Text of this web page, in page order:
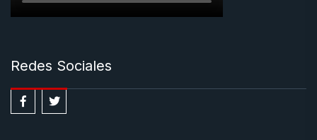
Redes Sociales